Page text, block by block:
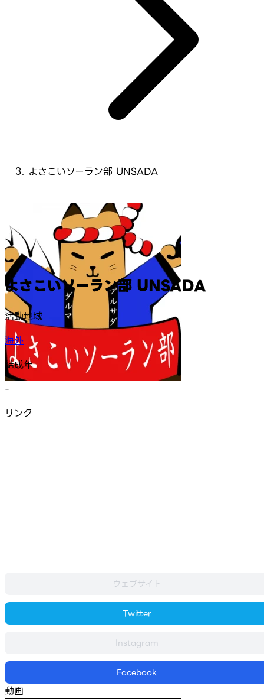
よさこいソーラン部 UNSADA
よさこいソーラン部 UNSADA
活動地域
海外
結成年
-
リンク
ウェブサイト
Twitter
Instagram
Facebook
動画